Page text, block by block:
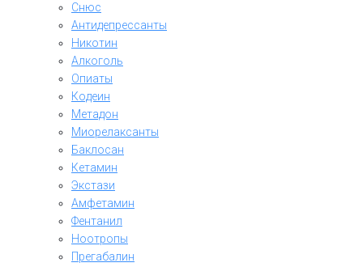
Снюс
Антидепрессанты
Никотин
Алкоголь
Опиаты
Кодеин
Метадон
Миорелаксанты
Баклосан
Кетамин
Экстази
Амфетамин
Фентанил
Ноотропы
Прегабалин